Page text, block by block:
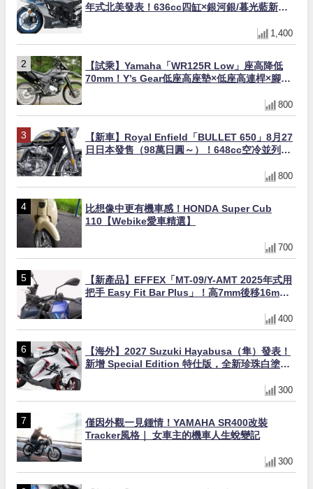
年式北美發表！636cc四缸×銀河銀/暮光藍新色
1,400
【試乘】Yamaha「WR125R Low」座高降低
70mm！Y’s Gear低座高座墊×低座高連桿×腳踏
800
【新車】Royal Enfield「BULLET 650」8月27
日日本發售（98萬日圓～）！648cc空冷並列雙
800
比想像中更有機車感！HONDA Super Cub
110【Webike愛車精選】
700
【新產品】EFFEX「MT-09/Y-AMT 2025年式用
把手 Easy Fit Bar Plus」！高7mm後移16mm
400
【海外】2027 Suzuki Hayabusa（隼）發表！
新增 Special Edition 特仕版，全新珍珠白塗裝
300
僅因外觀一見鍾情！YAMAHA SR400改裝
Tracker風格｜ 女車主的機車人生蛻變記
300